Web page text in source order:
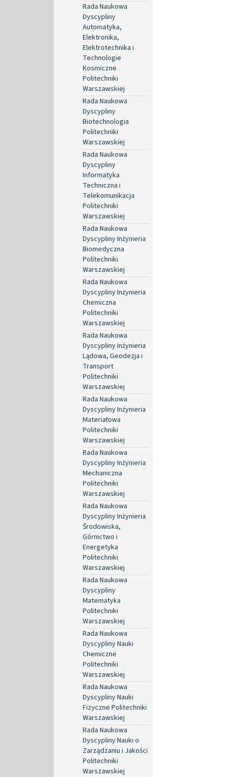
Rada Naukowa
Dyscypliny
Automatyka,
Elektronika,
Elektrotechnika i
Technologie
Kosmiczne
Politechniki
Warszawskiej
Rada Naukowa
Dyscypliny
Biotechnologia
Politechniki
Warszawskiej
Rada Naukowa
Dyscypliny
Informatyka
Techniczna i
Telekomunikacja
Politechniki
Warszawskiej
Rada Naukowa
Dyscypliny Inżynieria
Biomedyczna
Politechniki
Warszawskiej
Rada Naukowa
Dyscypliny Inżynieria
Chemiczna
Politechniki
Warszawskiej
Rada Naukowa
Dyscypliny Inżynieria
Lądowa, Geodezja i
Transport
Politechniki
Warszawskiej
Rada Naukowa
Dyscypliny Inżynieria
Materiałowa
Politechniki
Warszawskiej
Rada Naukowa
Dyscypliny Inżynieria
Mechaniczna
Politechniki
Warszawskiej
Rada Naukowa
Dyscypliny Inżynieria
Środowiska,
Górnictwo i
Energetyka
Politechniki
Warszawskiej
Rada Naukowa
Dyscypliny
Matematyka
Politechniki
Warszawskiej
Rada Naukowa
Dyscypliny Nauki
Chemiczne
Politechniki
Warszawskiej
Rada Naukowa
Dyscypliny Nauki
Fizyczne Politechniki
Warszawskiej
Rada Naukowa
Dyscypliny Nauki o
Zarządzaniu i Jakości
Politechniki
Warszawskiej